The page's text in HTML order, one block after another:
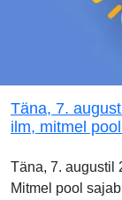
Täna, 7.
ilm, mitmel
Täna, 7. augustil
Mitmel pool